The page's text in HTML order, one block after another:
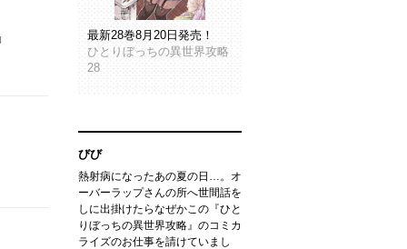
最新28巻8月20日発売！
ひとりぼっちの異世界攻略
28
びび
熱射病になったあの夏の日…。オ
ーバーラップさんの所へ世間話を
しに出掛けたらなぜかこの『ひと
りぼっちの異世界攻略』のコミカ
ライズのお仕事を請けていまし